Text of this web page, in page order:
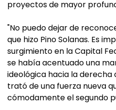
proyectos de mayor
"No puedo dejar de
que hizo Pino Solanas. Es
surgimiento en la Capital
se había acentuado una
ideológica hacia la derecha
trató de una fuerza nueva
cómodamente el segundo